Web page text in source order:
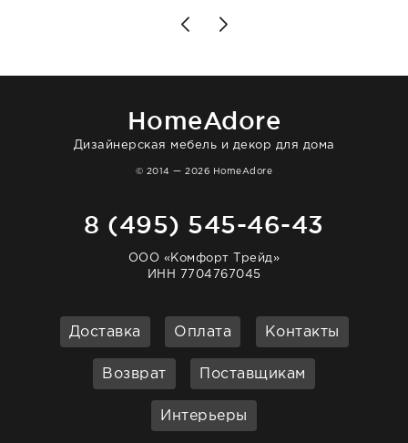
то качество выше всяких похвал. Выглядит
HomeAdore
Дизайнерская мебель и декор для дома
© 2014 — 2026 HomeAdore
8 (495) 545-46-43
ООО «Комфорт Трейд»
ИНН 7704767045
Доставка Оплата Контакты
Возврат Поставщикам
Интерьеры